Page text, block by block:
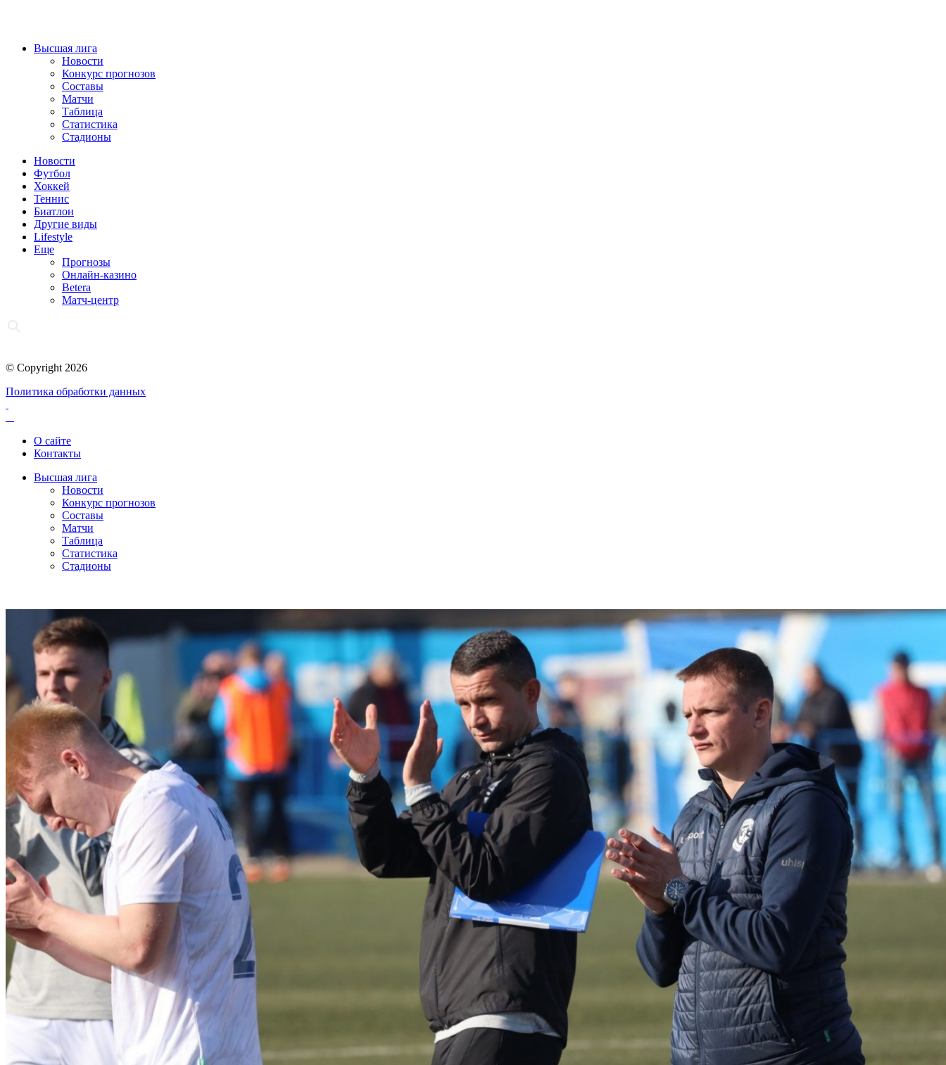
Высшая лига
Новости
Конкурс прогнозов
Составы
Матчи
Таблица
Статистика
Стадионы
Новости
Футбол
Хоккей
Теннис
Биатлон
Другие виды
Lifestyle
Еще
Прогнозы
Онлайн-казино
Betera
Матч-центр
© Copyright 2026
Политика обработки данных
О сайте
Контакты
Высшая лига
Новости
Конкурс прогнозов
Составы
Матчи
Таблица
Статистика
Стадионы